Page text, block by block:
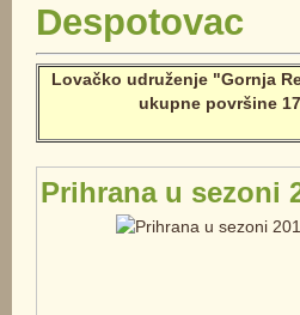
Despotovac
Lovačko udruženje "Gornja
ukupne površine
Prihrana u sezoni